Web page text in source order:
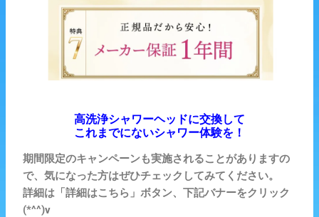
高洗浄シャワーヘッドに交換して
これまでにないシャワー体験を！
期間限定のキャンペーンも実施されることがありますの
で、気になった方はぜひチェックしてみてください。
詳細は「詳細はこちら」ボタン、下記バナーをクリック
(*^^)v